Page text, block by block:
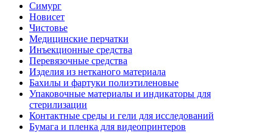
Симург
Новисет
Чистовье
Медицинские перчатки
Инъекционные средства
Перевязочные средства
Изделия из нетканого материала
Бахилы и фартуки полиэтиленовые
Упаковочные материалы и индикаторы для
стерилизации
Контактные среды и гели для исследований
Бумага и пленка для видеопринтеров